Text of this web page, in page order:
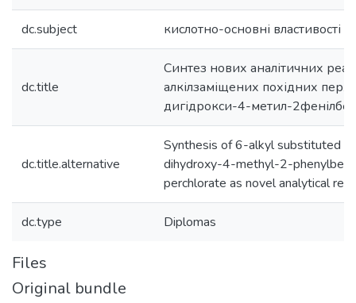
dc.subject кислотно-основні властивості
dc.title
Синтез нових аналітичних
алкілзаміщених похідних
дигідрокси-4-метил-
dc.title.alternative
Synthesis of 6-alkyl substituted
dihydroxy-4-methyl-2-
perchlorate as novel analytical
dc.type Diplomas
Files
Original bundle